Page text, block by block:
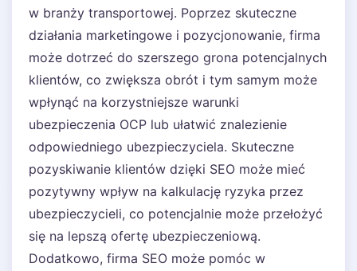
w branży transportowej. Poprzez skuteczne
działania marketingowe i pozycjonowanie, firma
może dotrzeć do szerszego grona potencjalnych
klientów, co zwiększa obrót i tym samym może
wpłynąć na korzystniejsze warunki
ubezpieczenia OCP lub ułatwić znalezienie
odpowiedniego ubezpieczyciela. Skuteczne
pozyskiwanie klientów dzięki SEO może mieć
pozytywny wpływ na kalkulację ryzyka przez
ubezpieczycieli, co potencjalnie może przełożyć
się na lepszą ofertę ubezpieczeniową.
Dodatkowo, firma SEO może pomóc w